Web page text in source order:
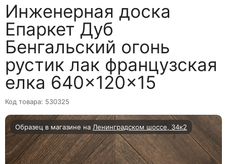
Инженерная доска
Епаркет Дуб
Бенгальский огонь
рустик лак французская
елка 640×120×15
Код товара: 530325
Образец в магазине на Ленинградском шоссе, 34к2